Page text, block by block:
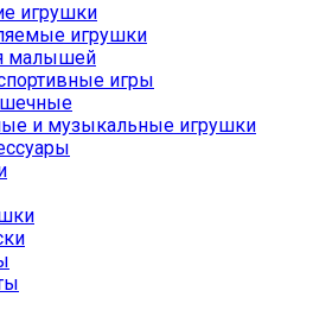
игрушки
игрушки
малышей
игры
и музыкальные игрушки